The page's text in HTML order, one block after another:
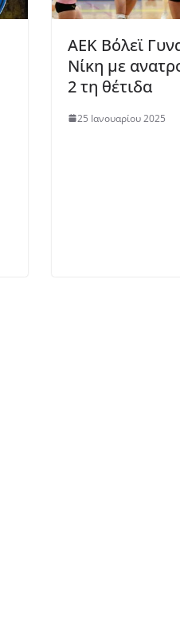
ΑΕΚ Βόλεϊ
Νίκη με
2 τη θέτιδα
25 Ιανουαρίου 2025